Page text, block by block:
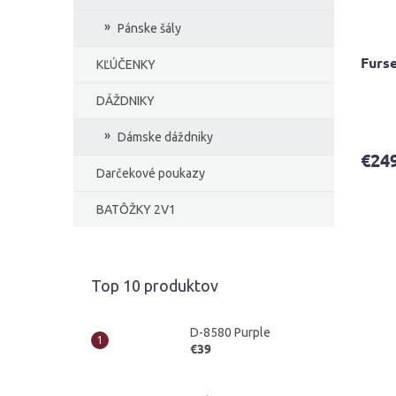
Pánske šály
KĽÚČENKY
DÁŽDNIKY
Dámske dáždniky
Darčekové poukazy
BATÔŽKY 2V1
Top 10 produktov
D-8580 Purple
€39
je